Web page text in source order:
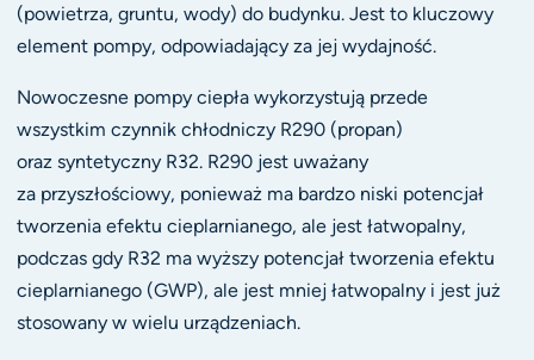
(powietrza, gruntu, wody) do budynku. Jest to kluczowy
element pompy, odpowiadający za jej wydajność.
Nowoczesne pompy ciepła wykorzystują przede
wszystkim czynnik chłodniczy R290 (propan)
oraz syntetyczny R32. R290 jest uważany
za przyszłościowy, ponieważ ma bardzo niski potencjał
tworzenia efektu cieplarnianego, ale jest łatwopalny,
podczas gdy R32 ma wyższy potencjał tworzenia efektu
cieplarnianego (GWP), ale jest mniej łatwopalny i jest już
stosowany w wielu urządzeniach.